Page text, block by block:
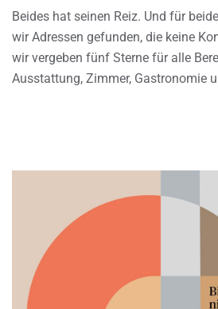
Beides hat seinen Reiz. Und für
wir Adressen gefunden, die keine
wir vergeben fünf Sterne für alle
Ausstattung, Zimmer, Gastronomie